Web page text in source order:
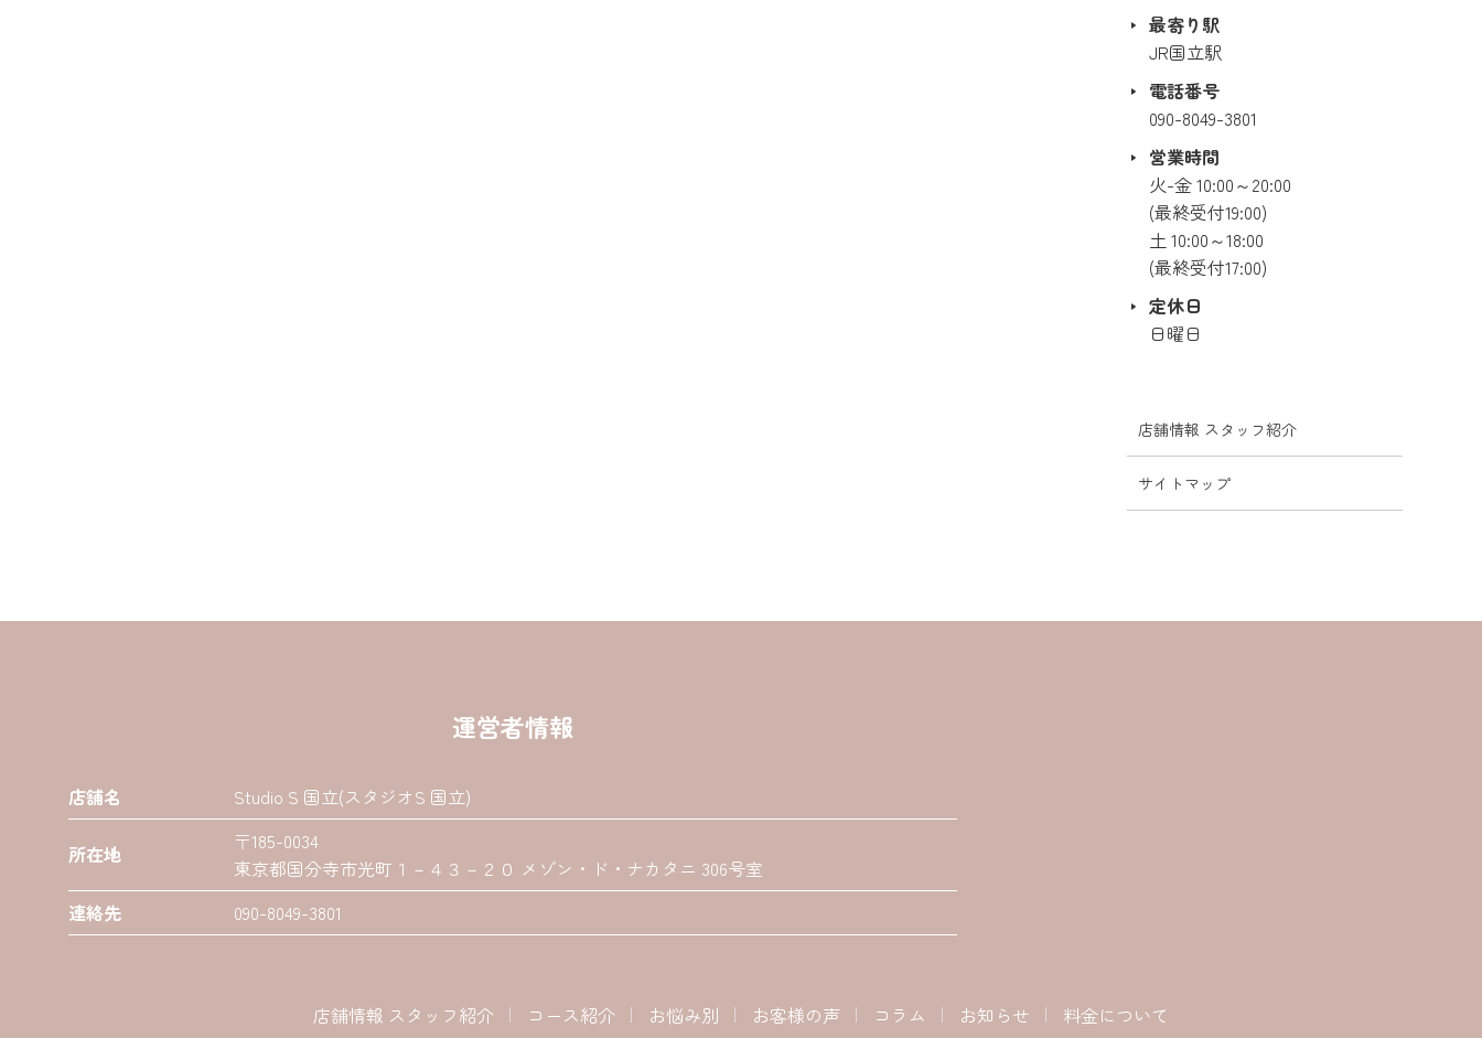
最寄り駅
JR国立駅
電話番号
090-8049-3801
営業時間
火-金 10:00～20:00
(最終受付19:00)
土 10:00～18:00
(最終受付17:00)
定休日
日曜日
店舗情報 スタッフ紹介
サイトマップ
運営者情報
店舗名 Studio S 国立(スタジオS 国立)
所在地
〒185-0034
東京都国分寺市光町１－４３－２０ メゾン・ド・ナカタニ 306号室
連絡先
090-8049-3801
店舗情報 スタッフ紹介 コース紹介 お悩み別 お客様の声 コラム お知らせ 料金について